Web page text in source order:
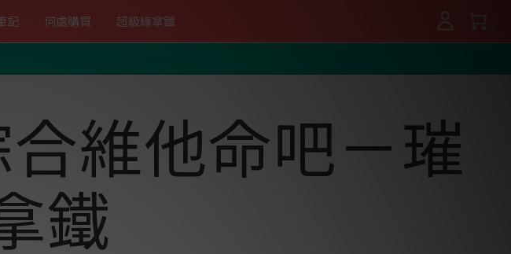
記 何處購買 超級綠拿鐵
維他命吧－璀
鐵